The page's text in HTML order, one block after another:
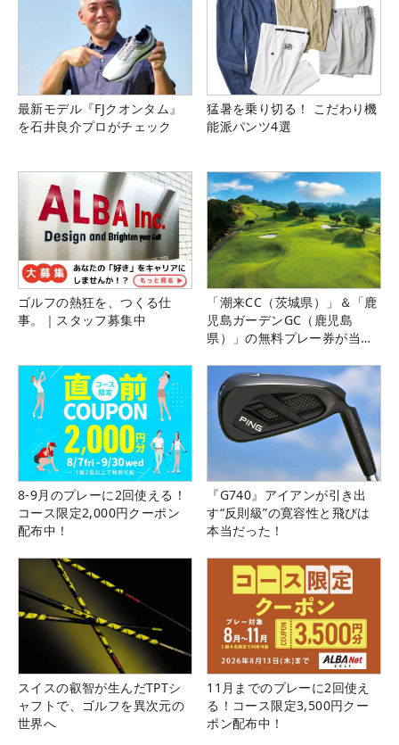
最新モデル『FJクオンタム』
を石井良介プロがチェック
猛暑を乗り切る！ こだわり機
能派パンツ4選
ゴルフの熱狂を、つくる仕
事。｜スタッフ募集中
「潮来CC（茨城県）」＆「鹿
児島ガーデンGC（鹿児島
県）」の無料プレー券が当た
8-9月のプレーに2回使える！
コース限定2,000円クーポン
配布中！
『G740』アイアンが引き出
す“反則級”の寛容性と飛びは
本当だった！
スイスの叡智が生んだTPTシ
ャフトで、ゴルフを異次元の
世界へ
11月までのプレーに2回使え
る！コース限定3,500円クー
ポン配布中！